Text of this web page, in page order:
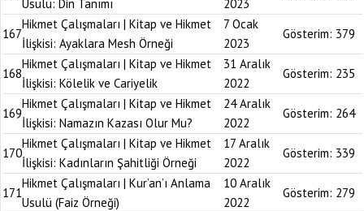
Usulü: Din Tanımı
2023
167
Hikmet Çalışmaları | Kitap ve Hikmet
İlişkisi: Ayaklara Mesh Örneği
7 Ocak
2023
Gösterim: 379
168
Hikmet Çalışmaları | Kitap ve Hikmet
İlişkisi: Kölelik ve Cariyelik
31 Aralık
2022
Gösterim: 235
169
Hikmet Çalışmaları | Kitap ve Hikmet
İlişkisi: Namazın Kazası Olur Mu?
24 Aralık
2022
Gösterim: 264
170
Hikmet Çalışmaları | Kitap ve Hikmet
İlişkisi: Kadınların Şahitliği Örneği
17 Aralık
2022
Gösterim: 339
171
Hikmet Çalışmaları | Kur’an’ı Anlama
Usulü (Faiz Örneği)
10 Aralık
2022
Gösterim: 279